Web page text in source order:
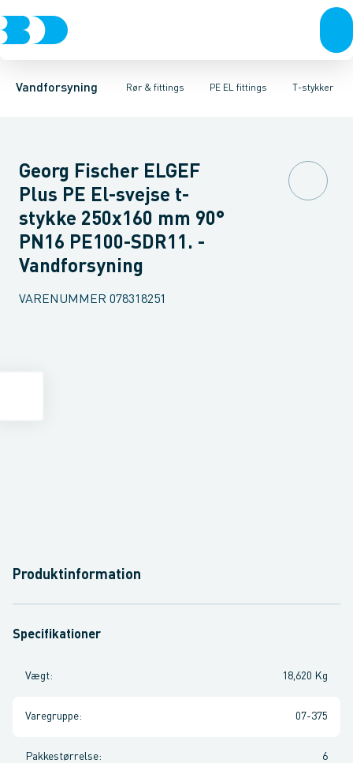
Vandforsyning Rør & fittings
Rør & fittingsKoblinger & anboringerMuffer, klemmer &
PE EL fittings
PE rørPE EL fittingsPE fittings Duktiljern fittings T-stykker
VinklerT-stykker SvejsemufferReduktionerAnboringssadler-
Georg Fischer ELGEF
Plus PE El-svejse t-
stykke 250x160 mm 90°
PN16 PE100-SDR11. -
Vandforsyning
VARENUMMER 078318251
Produktinformation
Specifikationer
Vægt: 18,620 Kg
Varegruppe: 07-375
Pakkestørrelse: 6